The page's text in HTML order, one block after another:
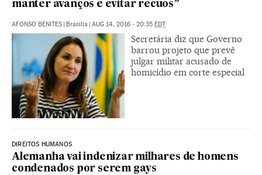
manter avanços e evitar recuos”
AFONSO BENITES | Brasilia | AUG 14, 2016 - 20:35 EDT
Secretária diz que Governo
barrou projeto que prevê
julgar militar acusado de
homicídio em corte especial
DIREITOS HUMANOS
Alemanha vai indenizar milhares de homens
condenados por serem gays